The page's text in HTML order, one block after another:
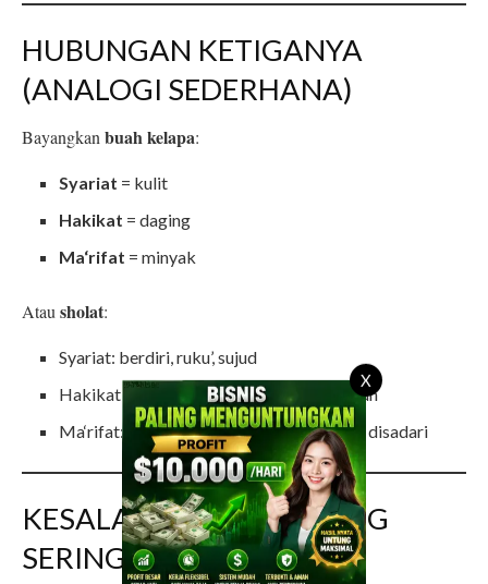
X
HUBUNGAN KETIGANYA
(ANALOGI SEDERHANA)
Bayangkanbuah kelapa:
Syariat = kulit
Hakikat = daging
Ma‘rifat = minyak
Atausholat:
Syariat: berdiri, ruku’, sujud
Hakikat: tunduk dan hadir di hadapan Allah
Ma‘rifat: lenyapnya ego, hanya Allah yang disadari
KESALAHPAHAMAN YANG
SERING TERJADI